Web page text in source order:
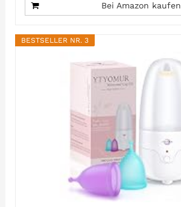
Bei Amazon kaufen
BESTSELLER NR. 3